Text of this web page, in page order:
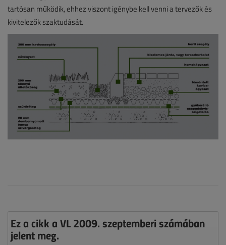
tartósan működik, ehhez viszont igénybe kell venni a tervezők és
kivitelezők szaktudását.
Ez a cikk a VL 2009. szeptemberi számában
jelent meg.